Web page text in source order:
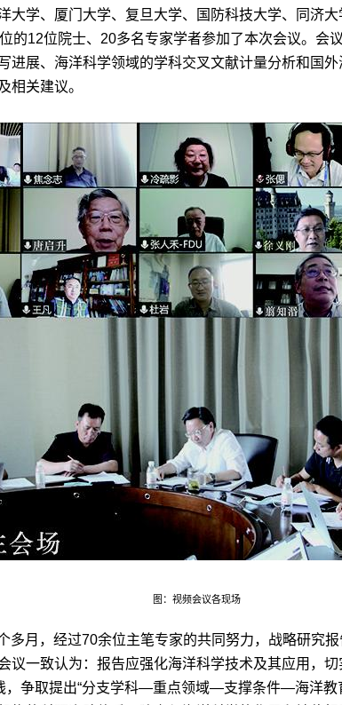
大学、厦门大学、复旦大学、国防科技大学、同济
的12位院士、 20多名专家学者参加了本次会议。会
进展、海洋科学领域的学科交叉文献计量分析和国
相关建议。
图：视频会议各现场
多月，经过70余位主笔专家的共同努力，战略研究
议一致认为：报告应强化海洋科学技术及其应用，
，争取提出“分支学科—重点领域—支撑条件—海洋教